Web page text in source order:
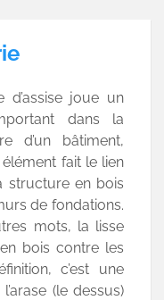
d’assise joue un
dans la
d’un bâtiment,
fait le lien
structure en bois
de fondations.
mots, la lisse
bois contre les
c’est une
(le dessus)